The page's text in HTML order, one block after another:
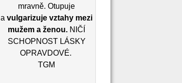
mravně. Otupuje
avulgarizuje vztahy mezi
mužem a ženou. NIČÍ
SCHOPNOST LÁSKY
OPRAVDOVÉ.
TGM